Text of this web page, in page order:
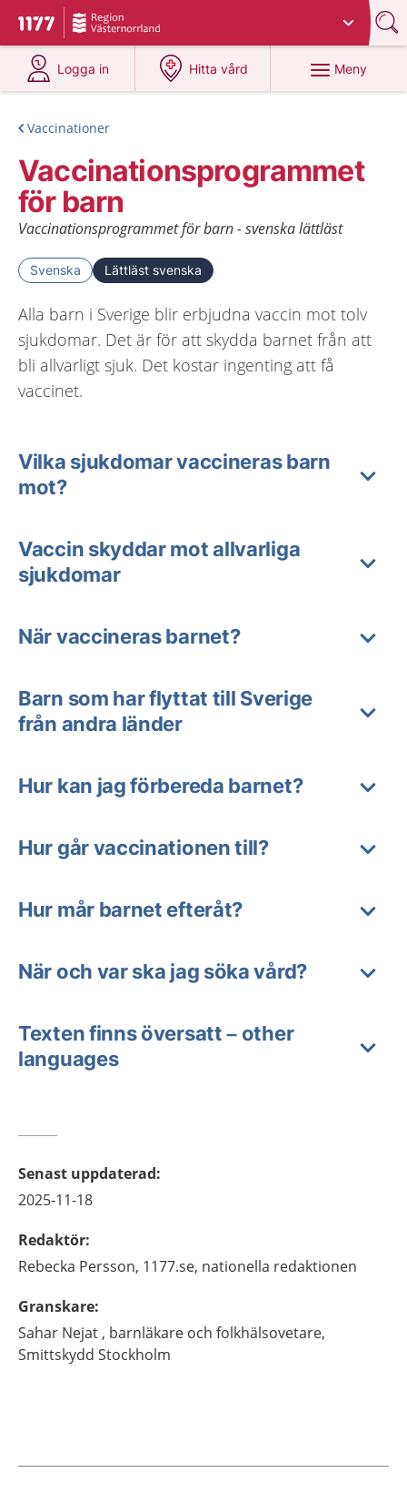
Till startsidan för 1177
Du har valt region
Logga in
på 1177.se
Hitta vård
på 1177.se
Meny
Vaccinationer
Vaccinationsprogrammet
för barn
Vaccinationsprogrammet för barn - svenska lättläst
Svenska Lättläst svenska
Alla barn i Sverige blir erbjudna vaccin mot tolv
sjukdomar. Det är för att skydda barnet från att
bli allvarligt sjuk. Det kostar ingenting att få
vaccinet.
Vilka sjukdomar vaccineras barn
mot?
Vaccin skyddar mot allvarliga
sjukdomar
När vaccineras barnet?
Barn som har flyttat till Sverige
från andra länder
Hur kan jag förbereda barnet?
Hur går vaccinationen till?
Hur mår barnet efteråt?
När och var ska jag söka vård?
Texten finns översatt – other
languages
Senast uppdaterad:
2025-11-18
Redaktör:
Rebecka Persson, 1177.se, nationella redaktionen
Granskare:
Sahar Nejat , barnläkare och folkhälsovetare,
Smittskydd Stockholm